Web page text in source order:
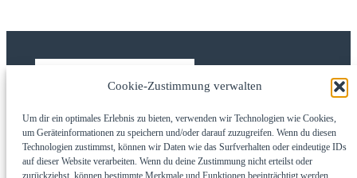
Cookie-Zustimmung verwalten
Um dir ein optimales Erlebnis zu bieten, verwenden wir Technologien wie Cookies,
um Geräteinformationen zu speichern und/oder darauf zuzugreifen. Wenn du diesen
Technologien zustimmst, können wir Daten wie das Surfverhalten oder eindeutige IDs
auf dieser Website verarbeiten. Wenn du deine Zustimmung nicht erteilst oder
zurückziehst, können bestimmte Merkmale und Funktionen beeinträchtigt werden.
CDU Kreisverband Bad Dürkheim
Direkt zu Social Rechtliches